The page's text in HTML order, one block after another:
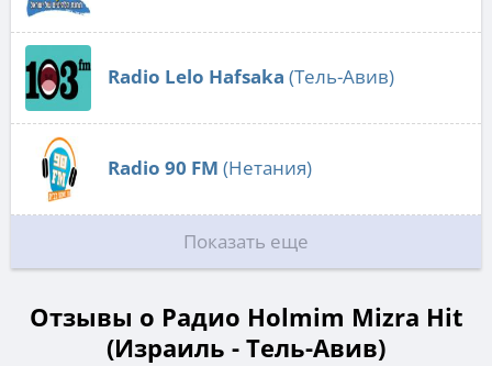
Radio Lelo Hafsaka (Тель-Авив)
Radio 90 FM (Нетания)
Показать еще
Отзывы о Радио Holmim Mizra Hit
(Израиль - Тель-Авив)